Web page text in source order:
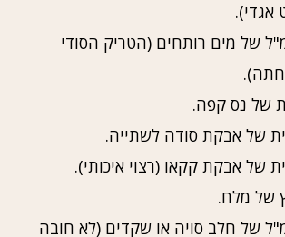
אגדי).
מ"ל של מים רותחים (הטריק הסודי
של מלח.
מ"ל של חלב סויה או שקדים (לא חובה